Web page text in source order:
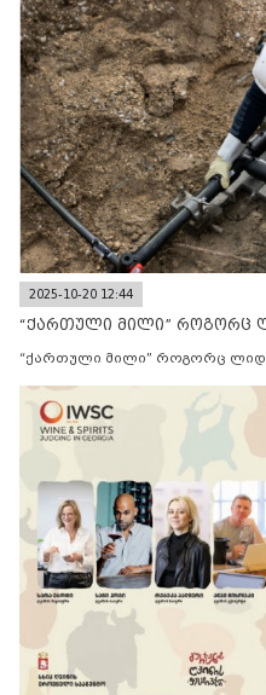
2025-10-20 12:44
“ქართული მილი” როგორც
“ქართული მილი” როგორც